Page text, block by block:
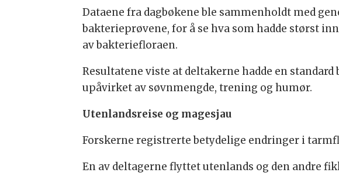
Dataene fra dagbøkene ble sammenholdt med
bakterieprøvene, for å se hva som hadde størst
av bakteriefloraen.
Resultatene viste at deltakerne hadde en
upåvirket av søvnmengde, trening og humør.
Utenlandsreise og magesjau
Forskerne registrerte betydelige endringer i
En av deltagerne flyttet utenlands og den andre